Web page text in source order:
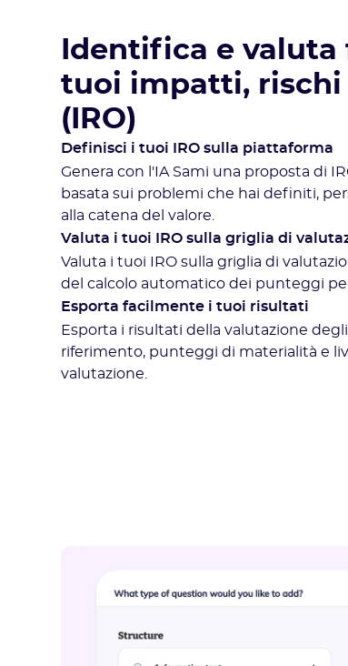
Identifica e
tuoi impatti,
(IRO)
Definisci i tuoi IRO sulla piattaforma
Genera con l'IA Sami una proposta di
basata sui problemi che hai definiti,
alla catena del valore.
Valuta i tuoi IRO sulla griglia di
Valuta i tuoi IRO sulla griglia di
del calcolo automatico dei punteggi
Esporta facilmente i tuoi risultati
Esporta i risultati della valutazione
riferimento, punteggi di materialità e
valutazione.